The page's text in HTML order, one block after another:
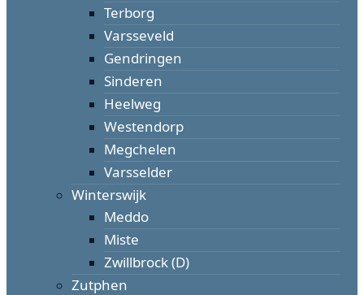
Terborg
Varsseveld
Gendringen
Sinderen
Heelweg
Westendorp
Megchelen
Varsselder
Winterswijk
Meddo
Miste
Zwillbrock (D)
Zutphen